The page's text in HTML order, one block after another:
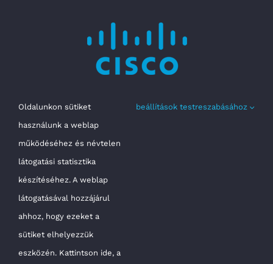
Oldalunkon sütiket
használunk a weblap
működéséhez és névtelen
látogatási statisztika
készítéséhez. A weblap
látogatásával hozzájárul
ahhoz, hogy ezeket a
sütiket elhelyezzük
eszközén. Kattintson ide, a
beállítások testreszabásához